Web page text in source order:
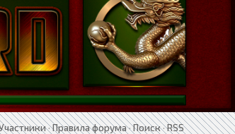
·Правила форума·Поиск·RSS